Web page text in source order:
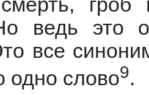
ведь это
все
одно слово9.